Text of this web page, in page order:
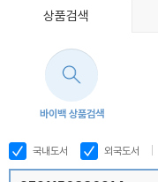
상품검색
바이백 상품검색
국내도서 외국도서